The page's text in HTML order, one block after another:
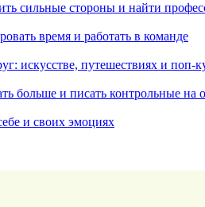
сильные стороны и найти
время и работать в команде
искусстве, путешествиях и поп-
больше и писать контрольные на
и своих эмоциях